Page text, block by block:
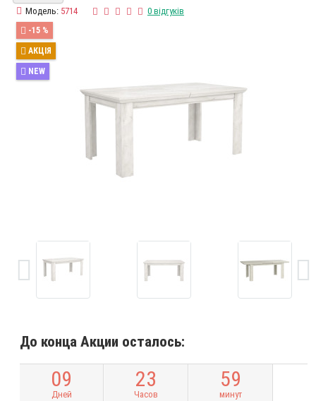
Модель: 5714 0 відгуків
-15 %
АКЦІЯ
NEW
До конца Акции осталось:
09
Дней
23
Часов
59
минут